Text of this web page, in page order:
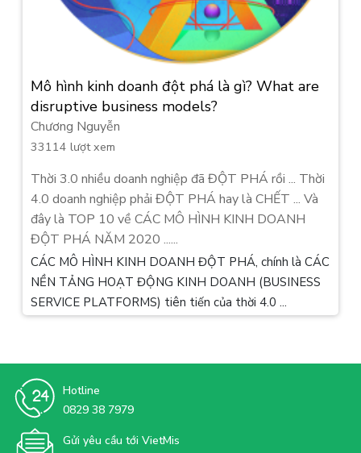
Mô hình kinh doanh đột phá là gì? What are
disruptive business models?
Chương Nguyễn
33114 lượt xem
Thời 3.0 nhiều doanh nghiệp đã ĐỘT PHÁ rồi ... Thời
4.0 doanh nghiệp phải ĐỘT PHÁ hay là CHẾT ... Và
đây là TOP 10 về CÁC MÔ HÌNH KINH DOANH
ĐỘT PHÁ NĂM 2020 ......
CÁC MÔ HÌNH KINH DOANH ĐỘT PHÁ, chính là CÁC
NỀN TẢNG HOẠT ĐỘNG KINH DOANH (BUSINESS
SERVICE PLATFORMS) tiên tiến của thời 4.0 ...
Hotline
0829 38 7979
Gửi yêu cầu tới VietMis